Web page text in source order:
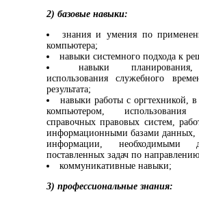
2) базовые навыки:
знания и умения по
компьютера;
навыки системного подхода к
навыки планирования,
использования служебного
результата;
навыки работы с оргтехникой,
компьютером, использования
справочных правовых систем,
информационными базами данных,
информации, необходимыми
поставленных задач по
коммуникативные навыки;
3) профессиональные знания: